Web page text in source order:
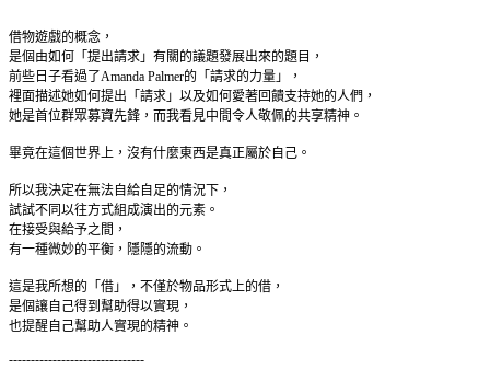
借物遊戲的概念，
是個由如何「提出請求」有關的議題發展出來的題目，
前些日子看過了Amanda Palmer的「請求的力量」，
裡面描述她如何提出「請求」以及如何愛著回饋支持她的人們，
她是首位群眾募資先鋒，而我看見中間令人敬佩的共享精神。
畢竟在這個世界上，沒有什麼東西是真正屬於自己。
所以我決定在無法自給自足的情況下，
試試不同以往方式組成演出的元素。
在接受與給予之間，
有一種微妙的平衡，隱隱的流動。
這是我所想的「借」，不僅於物品形式上的借，
是個讓自己得到幫助得以實現，
也提醒自己幫助人實現的精神。
-------------------------------